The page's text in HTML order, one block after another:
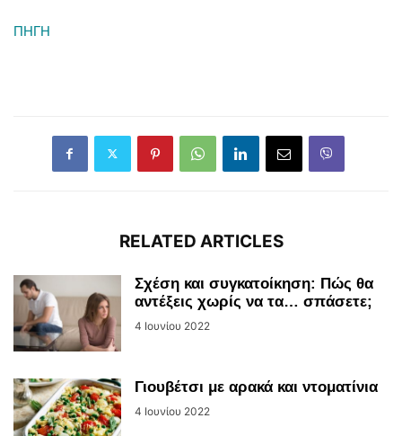
ΠΗΓΗ
RELATED ARTICLES
Σχέση και συγκατοίκηση: Πώς θα
αντέξεις χωρίς να τα… σπάσετε;
4 Ιουνίου 2022
Γιουβέτσι με αρακά και ντοματίνια
4 Ιουνίου 2022